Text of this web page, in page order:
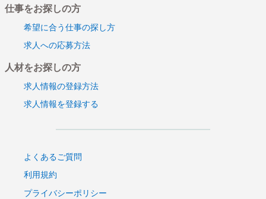
仕事をお探しの方
希望に合う仕事の探し方
求人への応募方法
人材をお探しの方
求人情報の登録方法
求人情報を登録する
よくあるご質問
利用規約
プライバシーポリシー